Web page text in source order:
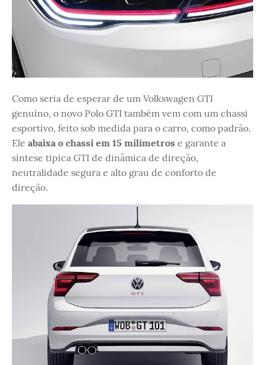
Como seria de esperar de um Volkswagen GTI
genuíno, o novo Polo GTI também vem com um chassi
esportivo, feito sob medida para o carro, como padrão.
Ele abaixa o chassi em 15 milímetros e garante a
síntese típica GTI de dinâmica de direção,
neutralidade segura e alto grau de conforto de
direção.